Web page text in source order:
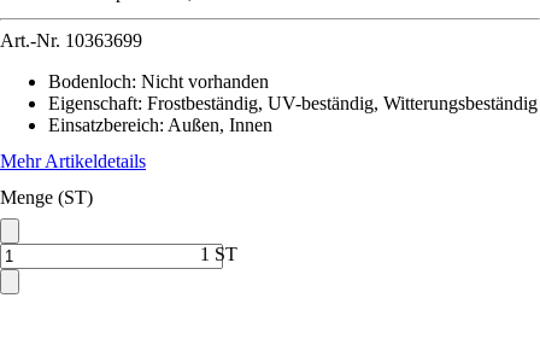
Art.-Nr. 10363699
Bodenloch: Nicht vorhanden
Eigenschaft: Frostbeständig, UV-beständig, Witterungsbeständig
Einsatzbereich: Außen, Innen
Mehr Artikeldetails
Menge (ST)
1 ST